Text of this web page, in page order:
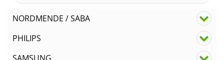
NORDMENDE / SABA
PHILIPS